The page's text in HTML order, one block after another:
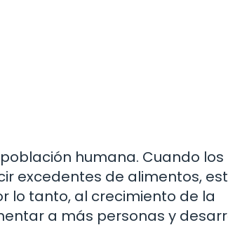
humana. Cuando los
excedentes de alimentos,
lo tanto, al crecimiento de la
a más personas y